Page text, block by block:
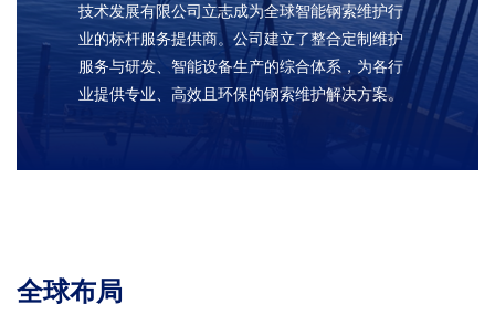
技术发展有限公司立志成为全球智能钢索维护行
业的标杆服务提供商。公司建立了整合定制维护
服务与研发、智能设备生产的综合体系，为各行
业提供专业、高效且环保的钢索维护解决方案。
全球布局